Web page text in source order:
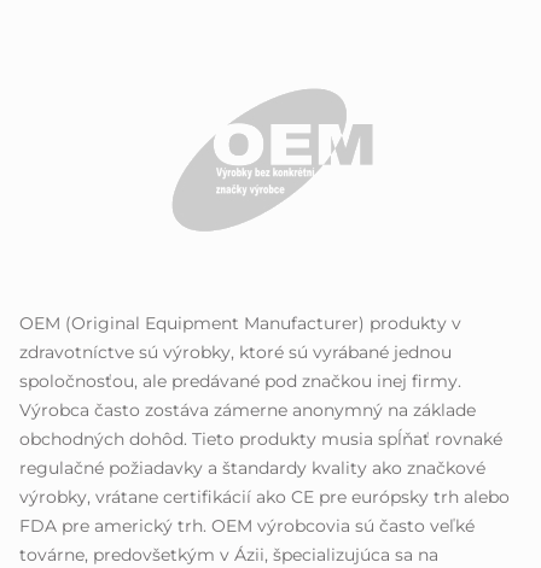
OEM (Original Equipment Manufacturer) produkty v
zdravotníctve sú výrobky, ktoré sú vyrábané jednou
spoločnosťou, ale predávané pod značkou inej firmy.
Výrobca často zostáva zámerne anonymný na základe
obchodných dohôd. Tieto produkty musia spĺňať rovnaké
regulačné požiadavky a štandardy kvality ako značkové
výrobky, vrátane certifikácií ako CE pre európsky trh alebo
FDA pre americký trh. OEM výrobcovia sú často veľké
továrne, predovšetkým v Ázii, špecializujúca sa na